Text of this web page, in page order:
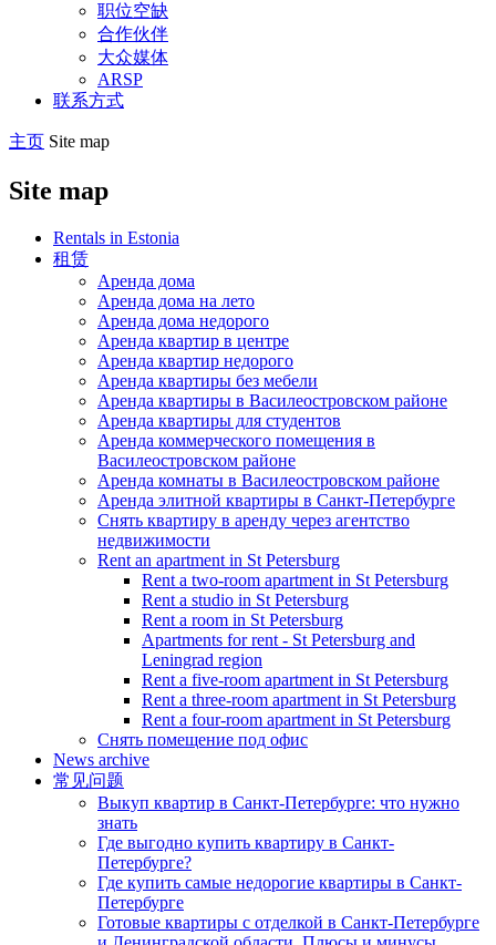
职位空缺
合作伙伴
大众媒体
ARSP
联系方式
主页 Site map
Site map
Rentals in Estonia
租赁
Аренда дома
Аренда дома на лето
Аренда дома недорого
Аренда квартир в центре
Аренда квартир недорого
Аренда квартиры без мебели
Аренда квартиры в Василеостровском районе
Аренда квартиры для студентов
Аренда коммерческого помещения в
Василеостровском районе
Аренда комнаты в Василеостровском районе
Аренда элитной квартиры в Санкт-Петербурге
Снять квартиру в аренду через агентство
недвижимости
Rent an apartment in St Petersburg
Rent a two-room apartment in St Petersburg
Rent a studio in St Petersburg
Rent a room in St Petersburg
Apartments for rent - St Petersburg and
Leningrad region
Rent a five-room apartment in St Petersburg
Rent a three-room apartment in St Petersburg
Rent a four-room apartment in St Petersburg
Снять помещение под офис
News archive
常见问题
Выкуп квартир в Санкт-Петербурге: что нужно
знать
Где выгодно купить квартиру в Санкт-
Петербурге?
Где купить самые недорогие квартиры в Санкт-
Петербурге
Готовые квартиры с отделкой в Санкт-Петербурге